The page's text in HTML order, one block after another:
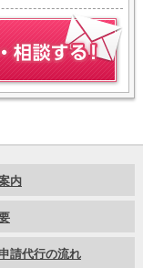
る！
内
請代行の流れ